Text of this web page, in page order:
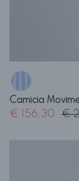
Camicia
€ 156,30 €